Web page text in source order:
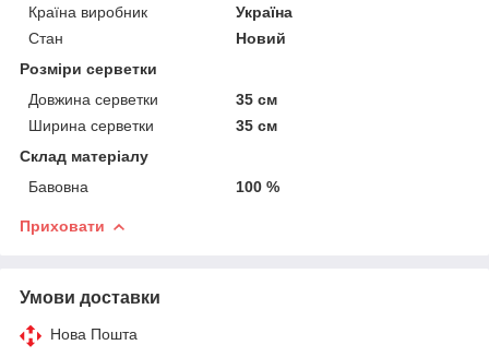
Країна виробник
Україна
Стан
Новий
Розміри серветки
Довжина серветки
35 см
Ширина серветки
35 см
Склад матеріалу
Бавовна
100 %
Приховати
Умови доставки
Нова Пошта